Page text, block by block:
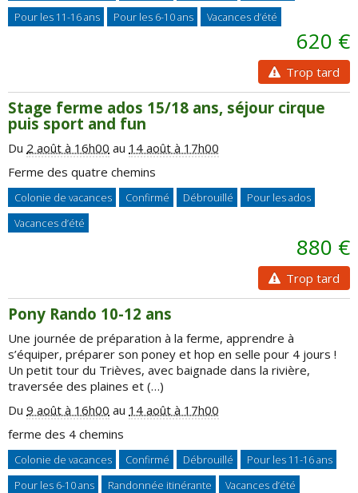
Pour les 11-16 ans
Pour les 6-10 ans Vacances d’été
620 €
Trop tard
Stage ferme ados 15/18 ans, séjour cirque
puis sport and fun
Du 2 août à 16h00 au 14 août à 17h00
Ferme des quatre chemins
Colonie de vacances Confirmé Débrouillé
Pour les ados
Vacances d’été
880 €
Trop tard
Pony Rando 10-12 ans
Une journée de préparation à la ferme, apprendre à
s’équiper, préparer son poney et hop en selle pour 4 jours !
Un petit tour du Trièves, avec baignade dans la rivière,
traversée des plaines et (…)
Du 9 août à 16h00 au 14 août à 17h00
ferme des 4 chemins
Colonie de vacances Confirmé Débrouillé
Pour les 11-16 ans
Pour les 6-10 ans
Randonnée itinérante
Vacances d’été